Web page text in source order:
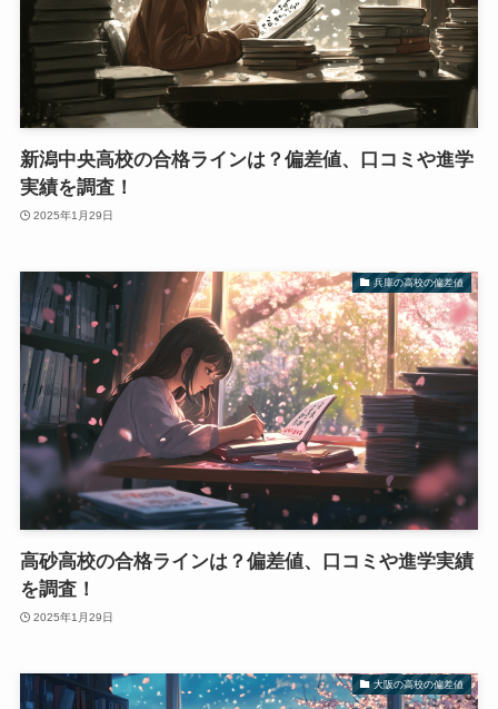
新潟中央高校の合格ラインは？偏差値、口コミや進学
実績を調査！
2025年1月29日
兵庫の高校の偏差値
高砂高校の合格ラインは？偏差値、口コミや進学実績
を調査！
2025年1月29日
大阪の高校の偏差値